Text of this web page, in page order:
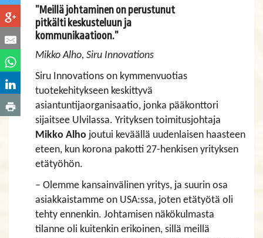
”Meillä johtaminen on perustunut
pitkälti keskusteluun ja
​​​​​​​kommunikaatioon.”
Mikko Alho, Siru Innovations
Siru Innovations on kymmenvuotias
tuotekehitykseen keskittyvä
asiantuntijaorganisaatio, jonka pääkonttori
sijaitsee Ulvilassa. Yrityksen toimitusjohtaja
Mikko Alho joutui keväällä uudenlaisen haasteen
eteen, kun korona pakotti 27-henkisen yrityksen
etätyöhön.
– Olemme kansainvälinen yritys, ja suurin osa
asiakkaistamme on USA:ssa, joten etätyötä oli
tehty ennenkin. Johtamisen näkökulmasta
tilanne oli kuitenkin erikoinen, sillä meillä